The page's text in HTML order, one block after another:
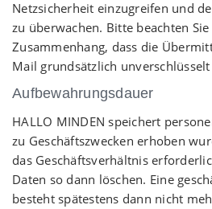
Netzsicherheit einzugreifen und
zu überwachen. Bitte beachten
Zusammenhang, dass die
Mail grundsätzlich
Aufbewahrungsdauer
HALLO MINDEN speichert
zu Geschäftszwecken erhoben
das Geschäftsverhältnis
Daten so dann löschen. Eine
besteht spätestens dann nicht